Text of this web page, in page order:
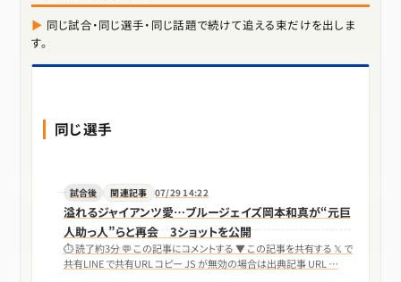
同じ試合・同じ選手・同じ話題で続けて追える束だけを出しま
す。
同じ選手
試合後 関連記事 07/29 14:22
溢れるジャイアンツ愛…ブルージェイズ岡本和真が“元巨
人助っ人”らと再会 3ショットを公開
⏱ 読了約3分 💬 この記事にコメントする ▼ この記事を共有する 𝕏 で
共有LINE で共有URL コピー JS が無効の場合は出典記事 URL …